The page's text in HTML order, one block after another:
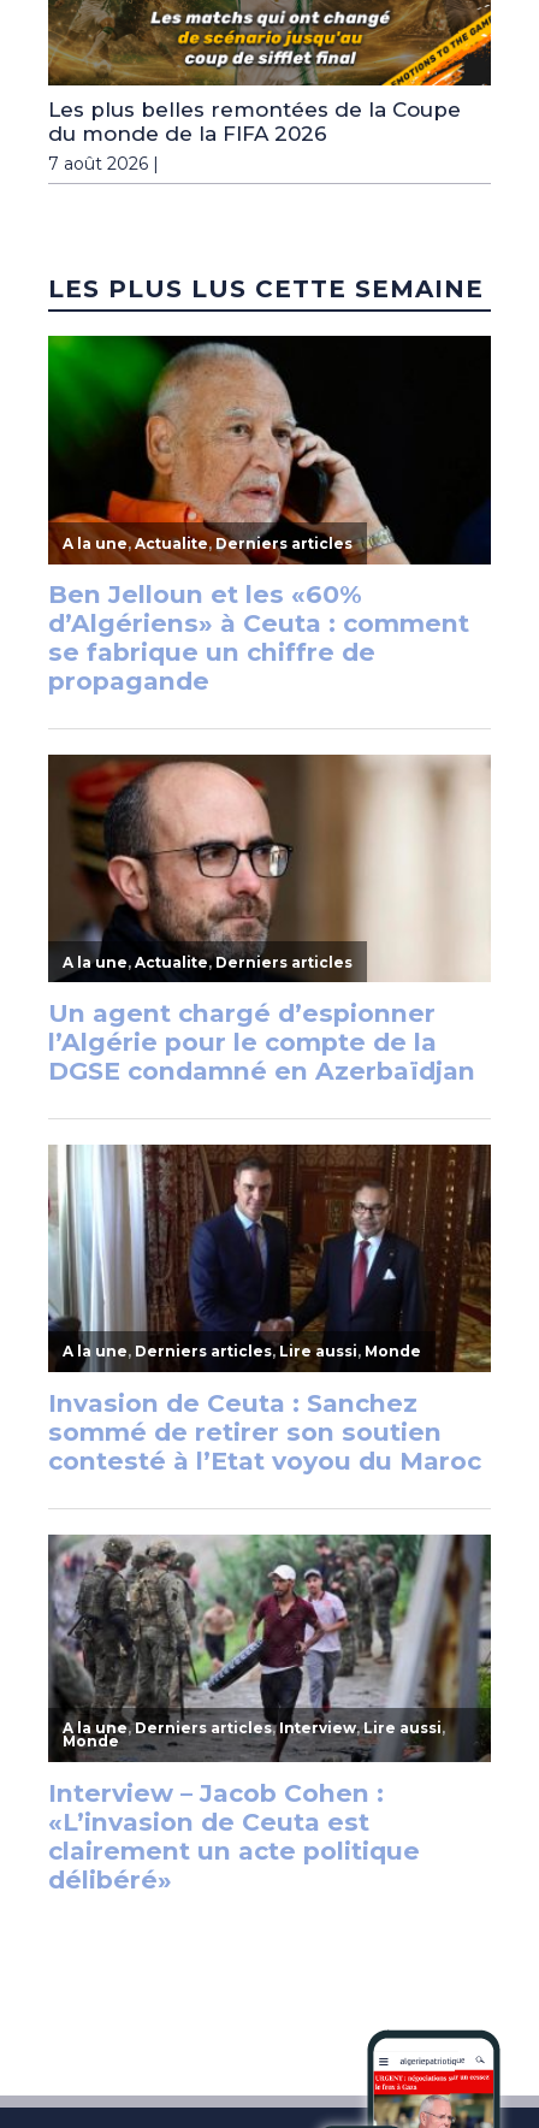
Les plus belles remontées de la Coupe
du monde de la FIFA 2026
7 août 2026 |
LES PLUS LUS CETTE SEMAINE